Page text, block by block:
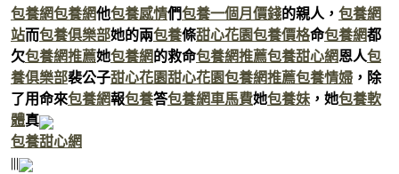
包養網包養網他包養感情們包養一個月價錢的親人， 包養網
站而包養俱樂部她的兩包養條甜心花園包養價格命包養網都
欠包養網推薦她包養網的救命包養網推薦包養甜心網恩人包
養俱樂部裴公子甜心花園甜心花園包養網推薦包養情婦 ，除
了用命來包養網報包養答包養網車馬費她包養妹 ，她包養軟
體真
包養甜心網
|||